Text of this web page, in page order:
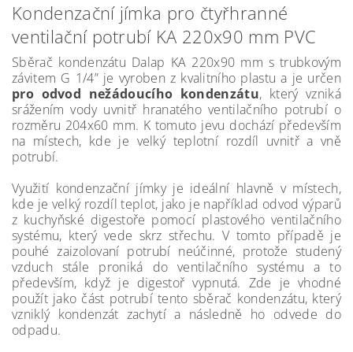
Kondenzační jímka pro čtyřhranné
ventilační potrubí KA 220x90 mm PVC
Sběrač kondenzátu Dalap KA 220x90 mm s trubkovým
závitem G 1/4” je vyroben z kvalitního plastu a je určen
pro odvod nežádoucího kondenzátu, který vzniká
srážením vody uvnitř hranatého ventilačního potrubí o
rozměru 204x60 mm. K tomuto jevu dochází především
na místech, kde je velký teplotní rozdíl uvnitř a vně
potrubí.
Využití kondenzační jímky je ideální hlavně v místech,
kde je velký rozdíl teplot, jako je například odvod výparů
z kuchyňské digestoře pomocí plastového ventilačního
systému, který vede skrz střechu. V tomto případě je
pouhé zaizolovaní potrubí neúčinné, protože studený
vzduch stále proniká do ventilačního systému a to
především, když je digestoř vypnutá. Zde je vhodné
použít jako část potrubí tento sběrač kondenzátu, který
vzniklý kondenzát zachytí a následně ho odvede do
odpadu.